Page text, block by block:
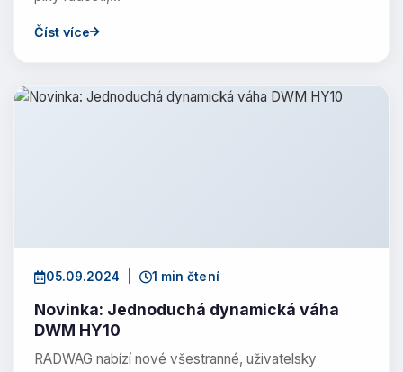
Číst více
05.09.2024 1 min čtení
Novinka: Jednoduchá dynamická váha
DWM HY10
RADWAG nabízí nové všestranné, uživatelsky